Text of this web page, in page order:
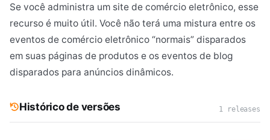
Se você administra um site de comércio eletrônico, esse
recurso é muito útil. Você não terá uma mistura entre os
eventos de comércio eletrônico “normais” disparados
em suas páginas de produtos e os eventos de blog
disparados para anúncios dinâmicos.
Histórico de versões 1 releases